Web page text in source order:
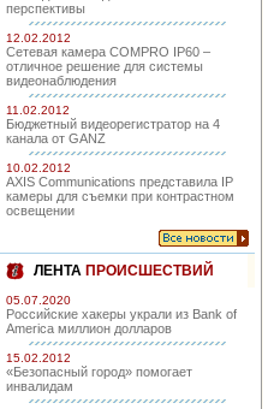
перспективы
12.02.2012
Сетевая камера COMPRO IP60 –
отличное решение для системы
видеонаблюдения
11.02.2012
Бюджетный видеорегистратор на 4
канала от GANZ
10.02.2012
AXIS Communications представила IP
камеры для съемки при контрастном
освещении
ЛЕНТА ПРОИСШЕСТВИЙ
05.07.2020
Российские хакеры украли из Bank of
America миллион долларов
15.02.2012
«Безопасный город» помогает
инвалидам